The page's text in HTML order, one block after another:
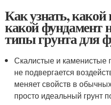
Как узнать, какой
какой фундамент
типы грунта для
Скалистые и каменистые
не подвергается
меняет свойств в
просто идеальный грунт